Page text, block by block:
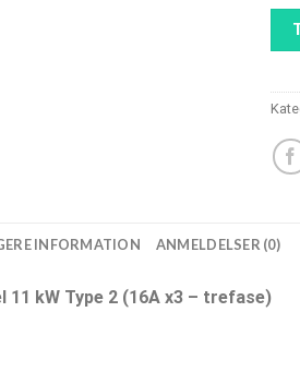
INFORMATION ANMELDELSER (0)
11 kW Type 2 (16A x3 – trefase)